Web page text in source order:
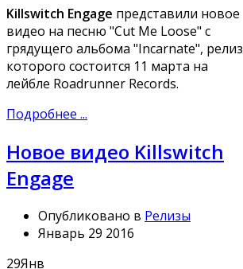
Killswitch Engage представили новое
видео на песню "Cut Me Loose" с
грядущего альбома "Incarnate", релиз
которого состоится 11 марта на
лейбле Roadrunner Records.
Подробнее ...
Новое видео Killswitch
Engage
Опубликовано в Релизы
Январь 29 2016
29Янв